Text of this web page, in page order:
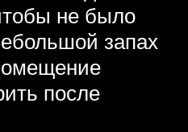
не было
запах
после